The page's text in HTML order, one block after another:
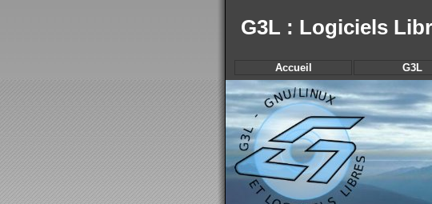
G3L : Logiciels
Accueil G3L